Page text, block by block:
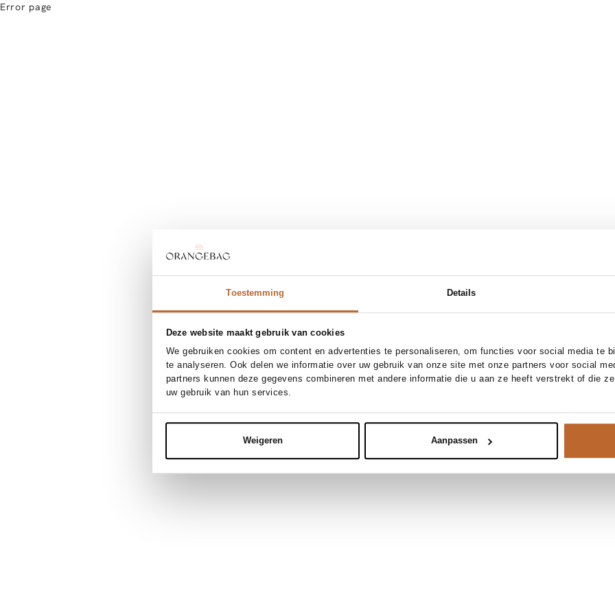
Toestemming Details
Deze website maakt gebruik van cookies
We gebruiken cookies om content en advertenties te personaliseren, om functies voor social media te
te analyseren. Ook delen we informatie over uw gebruik van onze site met onze partners voor social
partners kunnen deze gegevens combineren met andere informatie die u aan ze heeft verstrekt of die
uw gebruik van hun services.
Weigeren Aanpassen
Error page